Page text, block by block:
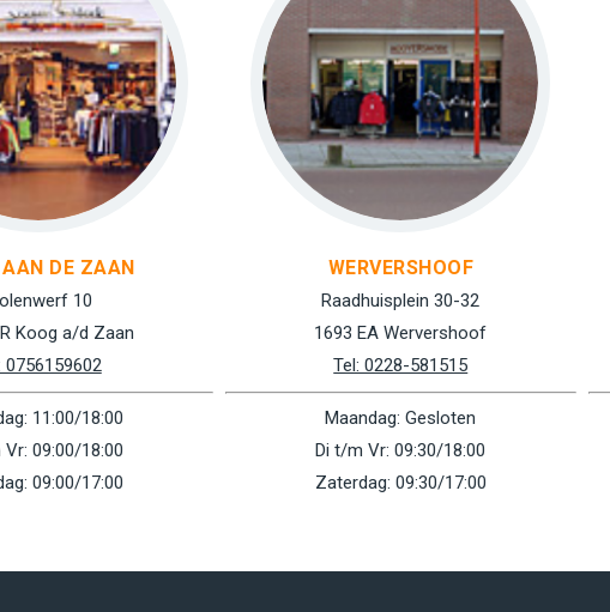
AAN DE ZAAN
10
Koog a/d Zaan
0756159602
11:00/18:00
09:00/18:00
09:00/17:00
WERVERSHOOF
Raadhuisplein 30-32
1693 EA Wervershoof
Tel: 0228-581515
Maandag: Gesloten
Di t/m Vr: 09:30/18:00
Zaterdag: 09:30/17:00